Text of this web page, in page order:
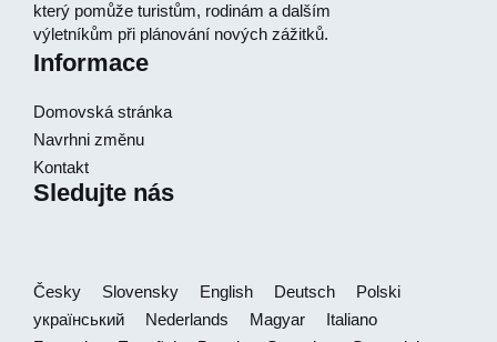
který pomůže turistům, rodinám a dalším
výletníkům při plánování nových zážitků.
Informace
Domovská stránka
Navrhni změnu
Kontakt
Sledujte nás
Česky Slovensky English Deutsch
Polski
український
Nederlands Magyar
Italiano